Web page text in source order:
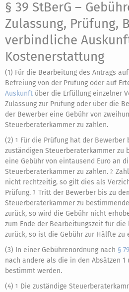
§ 39 StBerG –
Zulassung, Prüfung,
verbindliche
Kostenerstattung
(1) Für die Bearbeitung des Antrags
Befreiung von der Prüfung oder auf
Auskunft über die Erfüllung einzelner
Zulassung zur Prüfung oder über die
der Bewerber eine Gebühr von
Steuerberaterkammer zu zahlen.
(2) 1 Für die Prüfung hat der Bewerber
zuständigen Steuerberaterkammer zu
eine Gebühr von eintausend Euro an
Steuerberaterkammer zu zahlen. 2
nicht rechtzeitig, so gilt dies als
Prüfung. 3 Tritt der Bewerber bis zu
Steuerberaterkammer zu
zurück, so wird die Gebühr nicht
zum Ende der Bearbeitungszeit für
zurück, so ist die Gebühr zur Hälfte zu
(3) In einer Gebührenordnung nach §
nach andere als die in den Absätzen 1
bestimmt werden.
(4) 1 Die zuständige